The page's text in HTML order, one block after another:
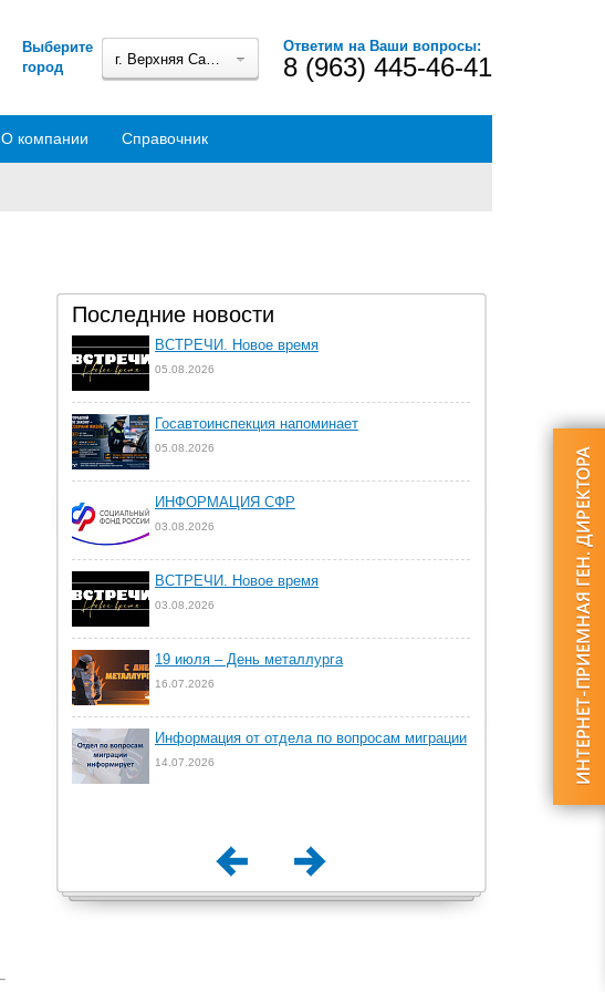
Выберите
город
г. Верхняя Салда
Ответим на Ваши вопросы:
8 (963) 445-46-41
О компании Справочник
Последние новости
ВСТРЕЧИ. Новое время
05.08.2026
Госавтоинспекция напоминает
05.08.2026
ИНФОРМАЦИЯ СФР
03.08.2026
ВСТРЕЧИ. Новое время
03.08.2026
19 июля – День металлурга
16.07.2026
Информация от отдела по вопросам миграции
14.07.2026